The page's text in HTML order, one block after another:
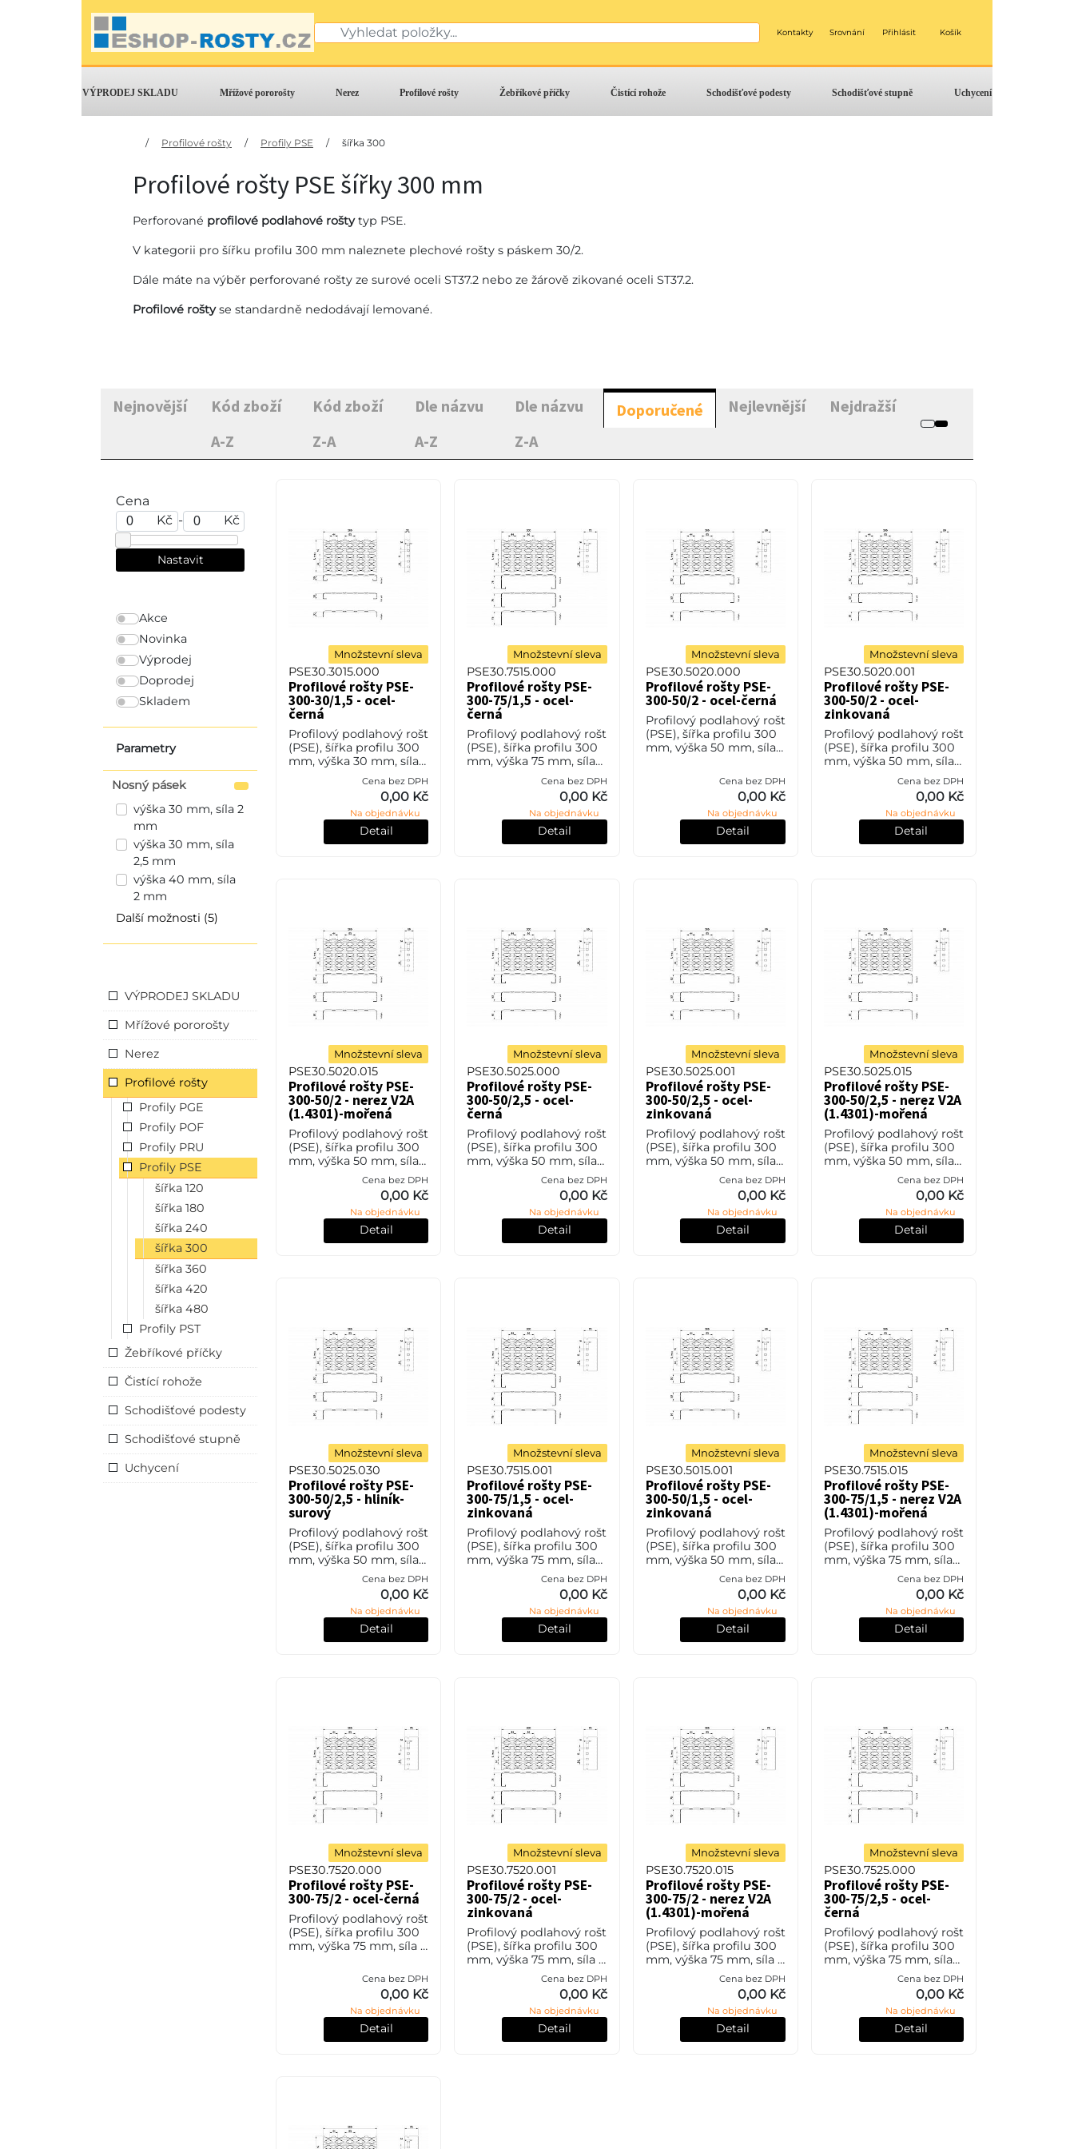
Kontakty Srovnání Přihlásit Košík
VÝPRODEJ SKLADU Mřížové pororošty Nerez Profilové rošty Žebříkové příčky Čistící rohože Schodišťové podesty Schodišťové stupně Uchycení
/ Profilové rošty / Profily PSE / šířka 300
Profilové rošty PSE šířky 300 mm
Perforované profilové podlahové roštytyp PSE.
V kategorii pro šířku profilu 300 mm naleznete plechové rošty s páskem 30/2.
Dále máte na výběr perforované rošty ze surové oceli ST37.2 nebo ze žárově zikované oceli ST37.2.
Profilové roštyse standardně nedodávají lemované.
Nejnovější
Kód zboží
A-Z
Kód zboží
Z-A
Dle názvu
A-Z
Dle názvu
Z-A
Doporučené Nejlevnější Nejdražší
Cena
Kč - Kč
Akce
Novinka
Výprodej
Doprodej
Skladem
Parametry
Nosný pásek
výška 30 mm, síla 2
mm
výška 30 mm, síla
2,5 mm
výška 40 mm, síla
2 mm
Další možnosti (5)
VÝPRODEJ SKLADU
Mřížové pororošty
Nerez
Profilové rošty
Profily PGE
Profily POF
Profily PRU
Profily PSE
šířka 120
šířka 180
šířka 240
šířka 300
šířka 360
šířka 420
šířka 480
Profily PST
Žebříkové příčky
Čistící rohože
Schodišťové podesty
Schodišťové stupně
Uchycení
Množstevní sleva
PSE30.3015.000
Profilové rošty PSE-
300-30/1,5 - ocel-
černá
Profilový podlahový rošt
(PSE), šířka profilu 300
mm, výška 30 mm, síla
1,5 mm, ocel S235JR
(ST37.2 nebo také ČSN
11373) bez povrchové
Cena bez DPH
0,00 Kč
Na objednávku
Detail
Množstevní sleva
PSE30.7515.000
Profilové rošty PSE-
300-75/1,5 - ocel-
černá
Profilový podlahový rošt
(PSE), šířka profilu 300
mm, výška 75 mm, síla
1,5 mm, ocel S235JR
(ST37.2 nebo také ČSN
11373) bez povrchové
Cena bez DPH
0,00 Kč
Na objednávku
Detail
Množstevní sleva
PSE30.5020.000
Profilové rošty PSE-
300-50/2 - ocel-černá
Profilový podlahový rošt
(PSE), šířka profilu 300
mm, výška 50 mm, síla 2
nebo také ČSN 11373)
bez povrchové úpravy.
Cena bez DPH
0,00 Kč
Na objednávku
Detail
Množstevní sleva
PSE30.5020.001
Profilové rošty PSE-
300-50/2 - ocel-
zinkovaná
Profilový podlahový rošt
(PSE), šířka profilu 300
mm, výška 50 mm, síla 2
mm, ocel S235JR (ST37.2
nebo také ČSN 11373) v
povrchové úpravě
žárovým zink
Cena bez DPH
0,00 Kč
Na objednávku
Detail
Množstevní sleva
PSE30.5020.015
Profilové rošty PSE-
300-50/2 - nerez V2A
(1.4301)-mořená
Profilový podlahový rošt
(PSE), šířka profilu 300
mm, výška 50 mm, síla 2
mm, nerezová ocel V2A
(1.4301, AISI 304) v
povrchové úpravě
mořením.
Cena bez DPH
0,00 Kč
Na objednávku
Detail
Množstevní sleva
PSE30.5025.000
Profilové rošty PSE-
300-50/2,5 - ocel-
černá
Profilový podlahový rošt
(PSE), šířka profilu 300
mm, výška 50 mm, síla
2,5 mm, ocel S235JR
(ST37.2 nebo také ČSN
11373) bez povrchové
úpravy.
Cena bez DPH
0,00 Kč
Na objednávku
Detail
Množstevní sleva
PSE30.5025.001
Profilové rošty PSE-
300-50/2,5 - ocel-
zinkovaná
Profilový podlahový rošt
(PSE), šířka profilu 300
mm, výška 50 mm, síla
2,5 mm, ocel S235JR
(ST37.2 nebo také ČSN
11373) v povrchové
úpravě žárovým zi
Cena bez DPH
0,00 Kč
Na objednávku
Detail
Množstevní sleva
PSE30.5025.015
Profilové rošty PSE-
300-50/2,5 - nerez V2A
(1.4301)-mořená
Profilový podlahový rošt
(PSE), šířka profilu 300
mm, výška 50 mm, síla
2,5 mm, nerezová ocel
V2A (1.4301, AISI 304) v
povrchové úpravě
mořením.
Cena bez DPH
0,00 Kč
Na objednávku
Detail
Množstevní sleva
PSE30.5025.030
Profilové rošty PSE-
300-50/2,5 - hliník-
surový
Profilový podlahový rošt
(PSE), šířka profilu 300
mm, výška 50 mm, síla
2,5 mm, hliník bez
povrchové úpravy.
Cena bez DPH
0,00 Kč
Na objednávku
Detail
Množstevní sleva
PSE30.7515.001
Profilové rošty PSE-
300-75/1,5 - ocel-
zinkovaná
Profilový podlahový rošt
(PSE), šířka profilu 300
mm, výška 75 mm, síla
1,5 mm, ocel S235JR
(ST37.2 nebo také ČSN
11373) v povrchové
úpravě žárovým zi
Cena bez DPH
0,00 Kč
Na objednávku
Detail
Množstevní sleva
PSE30.5015.001
Profilové rošty PSE-
300-50/1,5 - ocel-
zinkovaná
Profilový podlahový rošt
(PSE), šířka profilu 300
mm, výška 50 mm, síla
1,5 mm, ocel S235JR
(ST37.2 nebo také ČSN
11373) v povrchové
úpravě žárovým zi
Cena bez DPH
0,00 Kč
Na objednávku
Detail
Množstevní sleva
PSE30.7515.015
Profilové rošty PSE-
300-75/1,5 - nerez V2A
(1.4301)-mořená
Profilový podlahový rošt
(PSE), šířka profilu 300
mm, výška 75 mm, síla
1,5 mm, nerezová ocel
V2A (1.4301, AISI 304) v
povrchové úpravě
mořením.
Cena bez DPH
0,00 Kč
Na objednávku
Detail
Množstevní sleva
PSE30.7520.000
Profilové rošty PSE-
300-75/2 - ocel-černá
Profilový podlahový rošt
(PSE), šířka profilu 300
mm, výška 75 mm, síla 2
nebo také ČSN 11373)
bez povrchové úpravy.
Cena bez DPH
0,00 Kč
Na objednávku
Detail
Množstevní sleva
PSE30.7520.001
Profilové rošty PSE-
300-75/2 - ocel-
zinkovaná
Profilový podlahový rošt
(PSE), šířka profilu 300
mm, výška 75 mm, síla 2
mm, ocel S235JR (ST37.2
nebo také ČSN 11373) v
povrchové úpravě
žárovým zink
Cena bez DPH
0,00 Kč
Na objednávku
Detail
Množstevní sleva
PSE30.7520.015
Profilové rošty PSE-
300-75/2 - nerez V2A
(1.4301)-mořená
Profilový podlahový rošt
(PSE), šířka profilu 300
mm, výška 75 mm, síla 2
mm, nerezová ocel V2A
(1.4301, AISI 304) v
povrchové úpravě
Cena bez DPH
0,00 Kč
Na objednávku
Detail
Množstevní sleva
PSE30.7525.000
Profilové rošty PSE-
300-75/2,5 - ocel-
černá
Profilový podlahový rošt
(PSE), šířka profilu 300
mm, výška 75 mm, síla
2,5 mm, ocel S235JR
(ST37.2 nebo také ČSN
11373) bez povrchové
Cena bez DPH
0,00 Kč
Na objednávku
Detail